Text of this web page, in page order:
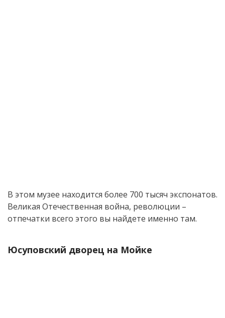
В этом музее находится более 700 тысяч экспонатов.
Великая Отечественная война, революции –
отпечатки всего этого вы найдете именно там.
Юсуповский дворец на Мойке